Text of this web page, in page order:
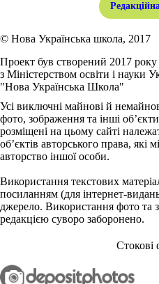
© Нова Українська школа, 2017
Проект був створений 2017 року
з Міністерством освіти і науки
"Нова Українська Школа"
Усі виключні майнові й
фото, зображення та інші
розміщені на цьому сайті
об’єктів авторського права, які
авторство іншої особи.
Використання текстових
посиланням (для інтернет-
джерело. Використання фото та
редакцією суворо заборонено.
Стокові